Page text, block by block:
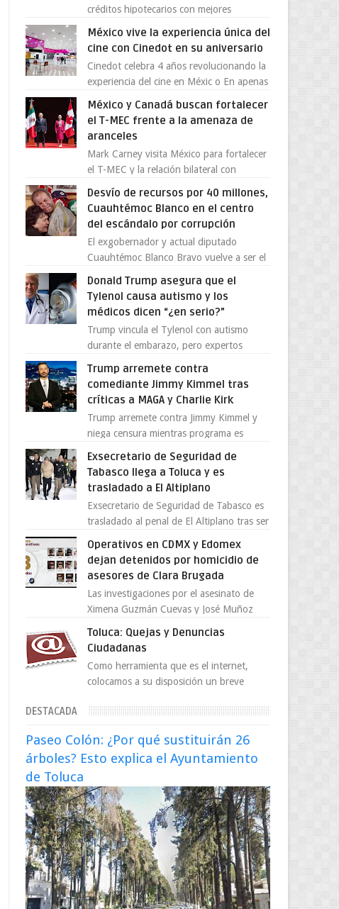
créditos hipotecarios con mejores
emprendedores Con la creciente neces...
México vive la experiencia única del
cine con Cinedot en su aniversario
Cinedot celebra 4 años revolucionando la
experiencia del cine en Méxic o En apenas
es posible reinve...
México y Canadá buscan fortalecer
el T-MEC frente a la amenaza de
aranceles
Mark Carney visita México para fortalecer
el T-MEC y la relación bilateral con
Canadá En medio de la tensión comercial
provocada por la ofen...
Desvío de recursos por 40 millones,
Cuauhtémoc Blanco en el centro
del escándalo por corrupción
El exgobernador y actual diputado
Cuauhtémoc Blanco Bravo vuelve a ser el
enfrentando señalamientos por...
Donald Trump asegura que el
Tylenol causa autismo y los
médicos dicen “¿en serio?”
Trump vincula el Tylenol con autismo
durante el embarazo, pero expertos
nuevo episodio de declaraciones...
Trump arremete contra
comediante Jimmy Kimmel tras
críticas a MAGA y Charlie Kirk
Trump arremete contra Jimmy Kimmel y
niega censura mientras programa es
programa Jimmy Kimmel Live! ...
Exsecretario de Seguridad de
Tabasco llega a Toluca y es
trasladado a El Altiplano
Exsecretario de Seguridad de Tabasco es
trasladado al penal de El Altiplano tras ser
Seguridad Públi...
Operativos en CDMX y Edomex
dejan detenidos por homicidio de
asesores de Clara Brugada
Las investigaciones por el asesinato de
Ximena Guzmán Cuevas y José Muñoz
de asesores de la jefa d...
Toluca: Quejas y Denuncias
Ciudadanas
Como herramienta que es el internet,
colocamos a su disposición un breve
denuncia ciudadana la e...
DESTACADA
Paseo Colón: ¿Por qué sustituirán 26
árboles? Esto explica el Ayuntamiento
de Toluca